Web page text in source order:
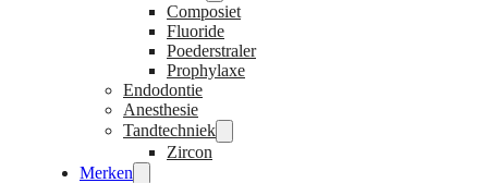
Composiet
Fluoride
Poederstraler
Prophylaxe
Endodontie
Anesthesie
Tandtechniek
Zircon
Merken